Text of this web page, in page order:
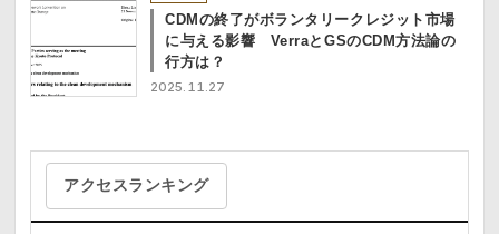
CDMの終了がボランタリークレジット市場
に与える影響 VerraとGSのCDM方法論の
行方は？
2025.11.27
アクセスランキング